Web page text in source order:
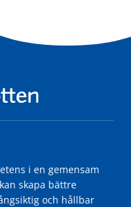
i en gemensam
skapa bättre
och hållbar